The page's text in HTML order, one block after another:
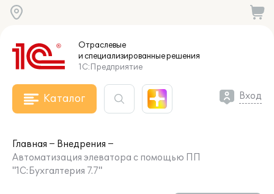
Отраслевые
и специализированныерешения
1С:Предприятие
Каталог Вход
Главная
Внедрения
Автоматизация элеватора с помощью ПП
"1С:Бухгалтерия 7.7"